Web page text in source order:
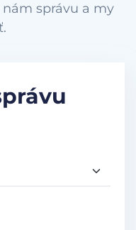
správu a my